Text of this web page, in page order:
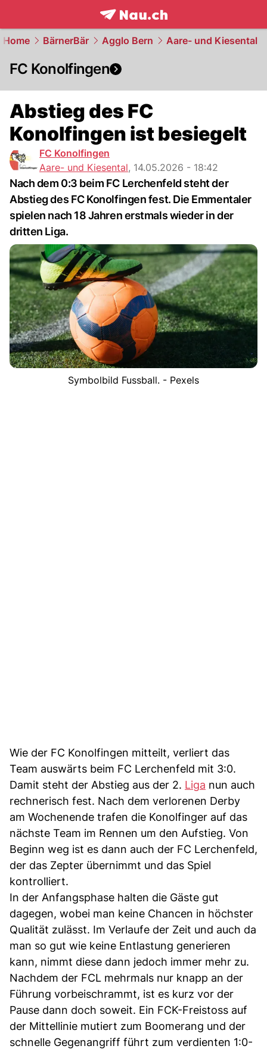
frontpage.NAU.ch
Home BärnerBär Agglo Bern Aare- und Kiesental
FC Konolfingen
Abstieg des FC
Konolfingen ist besiegelt
FC Konolfingen
Aare- und Kiesental, 14.05.2026 - 18:42
Nach dem 0:3 beim FC Lerchenfeld steht der
Abstieg des FC Konolfingen fest. Die Emmentaler
spielen nach 18 Jahren erstmals wieder in der
dritten Liga.
Symbolbild Fussball. - Pexels
Wie der FC Konolfingen mitteilt, verliert das
Team auswärts beim FC Lerchenfeld mit 3:0.
Damit steht der Abstieg aus der 2. Liga nun auch
rechnerisch fest. Nach dem verlorenen Derby
am Wochenende trafen die Konolfinger auf das
nächste Team im Rennen um den Aufstieg. Von
Beginn weg ist es dann auch der FC Lerchenfeld,
der das Zepter übernimmt und das Spiel
kontrolliert.
In der Anfangsphase halten die Gäste gut
dagegen, wobei man keine Chancen in höchster
Qualität zulässt. Im Verlaufe der Zeit und auch da
man so gut wie keine Entlastung generieren
kann, nimmt diese dann jedoch immer mehr zu.
Nachdem der FCL mehrmals nur knapp an der
Führung vorbeischrammt, ist es kurz vor der
Pause dann doch soweit. Ein FCK-Freistoss auf
der Mittellinie mutiert zum Boomerang und der
schnelle Gegenangriff führt zum verdienten 1:0-